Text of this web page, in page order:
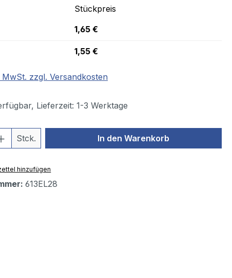
Stückpreis
1,65 €
1,55 €
zzgl. Versandkosten
Lieferzeit: 1-3 Werktage
Anzahl: Gib den gewünschten Wert
Stck. In den Warenkorb
hinzufügen
613EL28